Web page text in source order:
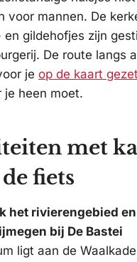
voor mannen. De
gildehofjes zijn
De route langs
je op de kaart
je heen moet.
met
fiets
het rivierengebied
bij De Bastei
ligt aan de